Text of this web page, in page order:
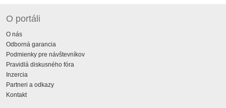
O portáli
O nás
Odborná garancia
Podmienky pre návštevníkov
Pravidlá diskusného fóra
Inzercia
Partneri a odkazy
Kontakt